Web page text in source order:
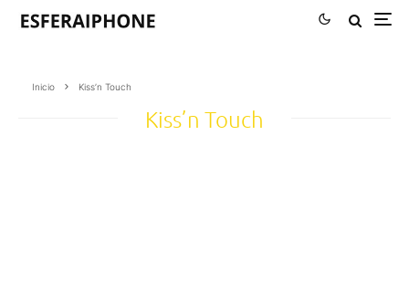
Inicio Kiss’n Touch
Kiss’n Touch